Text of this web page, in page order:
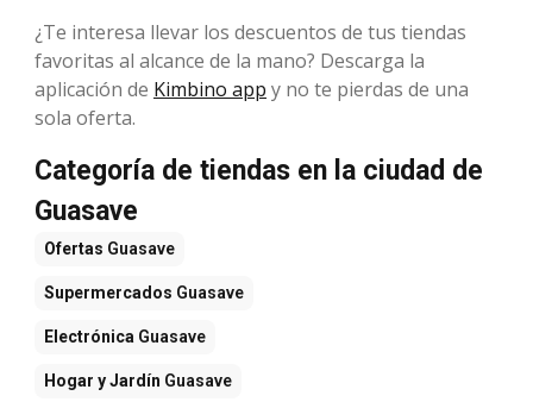
¿Te interesa llevar los descuentos de tus tiendas
favoritas al alcance de la mano? Descarga la
aplicación de Kimbino app y no te pierdas de una
sola oferta.
Categoría de tiendas en la ciudad de
Guasave
Ofertas Guasave
Supermercados Guasave
Electrónica Guasave
Hogar y Jardín Guasave